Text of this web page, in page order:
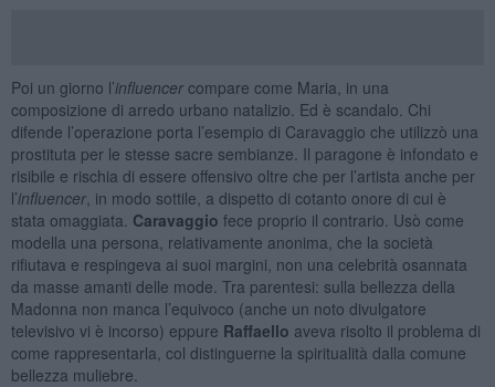
Poi un giorno l’influencercompare come Maria, in una
composizione di arredo urbano natalizio. Ed è scandalo. Chi
difende l’operazione porta l’esempio di Caravaggio che utilizzò una
prostituta per le stesse sacre sembianze. Il paragone è infondato e
risibile e rischia di essere offensivo oltre che per l’artista anche per
l’influencer, in modo sottile, a dispetto di cotanto onore di cui è
stata omaggiata. Caravaggio fece proprio il contrario. Usò come
modella una persona, relativamente anonima, che la società
rifiutava e respingeva ai suoi margini, non una celebrità osannata
da masse amanti delle mode. Tra parentesi: sulla bellezza della
Madonna non manca l’equivoco (anche un noto divulgatore
televisivo vi è incorso) eppure Raffaello aveva risolto il problema di
come rappresentarla, col distinguerne la spiritualità dalla comune
bellezza muliebre.